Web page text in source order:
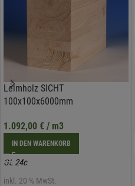
Leimholz SICHT
100x100x6000mm
1.092,00 € / m3
IN DEN WARENKORB
GL 24c
inkl. 20 % MwSt.